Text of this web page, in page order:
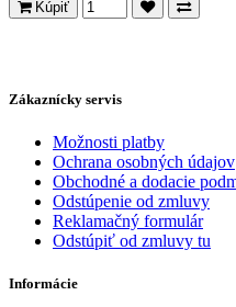
Kúpiť
Zákaznícky servis
Možnosti platby
Ochrana osobných údajov
Obchodné a dodacie
Odstúpenie od zmluvy
Reklamačný formulár
Odstúpiť od zmluvy tu
Informácie